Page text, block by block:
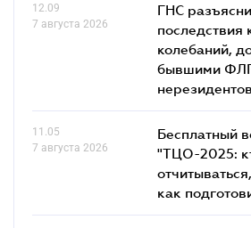
12.09
7 августа 2026
ГНС
последствия
колебаний,
бывшими
нерезидентов
11.05
7 августа 2026
Бесплатный
"ТЦО-2025:
как